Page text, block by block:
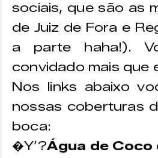
sociais, que são as
de Juiz de Fora e
a parte haha!).
convidado mais que
Nos links abaixo
nossas coberturas
boca:
�Y’?Água de Coco